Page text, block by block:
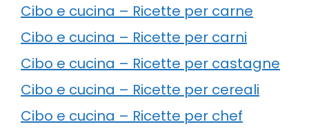
Cibo e cucina – Ricette per carne
Cibo e cucina – Ricette per carni
Cibo e cucina – Ricette per castagne
Cibo e cucina – Ricette per cereali
Cibo e cucina – Ricette per chef